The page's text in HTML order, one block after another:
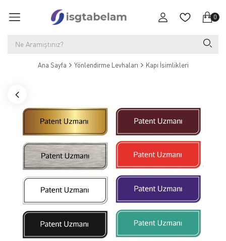
0
Ana Sayfa Yönlendirme Levhaları Kapı İsimlikleri